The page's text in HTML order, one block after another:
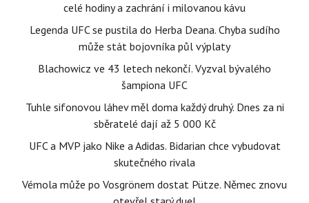
celé hodiny a zachrání i milovanou kávu
Legenda UFC se pustila do Herba Deana. Chyba sudího
může stát bojovníka půl výplaty
Blachowicz ve 43 letech nekončí. Vyzval bývalého
šampiona UFC
Tuhle sifonovou láhev měl doma každý druhý. Dnes za ni
sběratelé dají až 5 000 Kč
UFC a MVP jako Nike a Adidas. Bidarian chce vybudovat
skutečného rivala
Vémola může po Vosgrönem dostat Pütze. Němec znovu